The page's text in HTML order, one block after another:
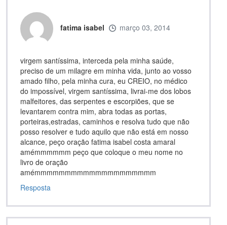
fatima isabel março 03, 2014
virgem santíssima, interceda pela minha saúde,
preciso de um milagre em minha vida, junto ao vosso
amado filho, pela minha cura, eu CREIO, no médico
do impossível, virgem santíssima, livrai-me dos lobos
malfeitores, das serpentes e escorpiões, que se
levantarem contra mim, abra todas as portas,
porteiras,estradas, caminhos e resolva tudo que não
posso resolver e tudo aquilo que não está em nosso
alcance, peço oração fatima isabel costa amaral
amémmmmmm peço que coloque o meu nome no
livro de oração
amémmmmmmmmmmmmmmmmmmmm
Resposta